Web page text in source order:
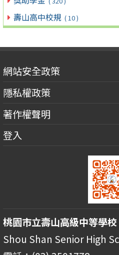
壽山高中校規 ( 10 )
網站安全政策
隱私權政策
著作權聲明
登入
桃園市立壽山高級中等學校
Shou Shan Senior High